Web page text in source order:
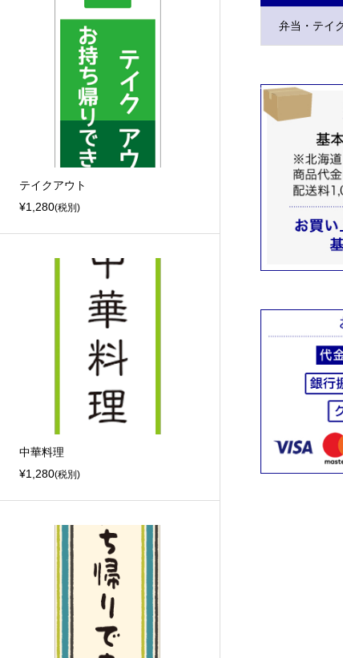
テイクアウト
¥1,280(税別)
中華料理
¥1,280(税別)
弁当・テイ